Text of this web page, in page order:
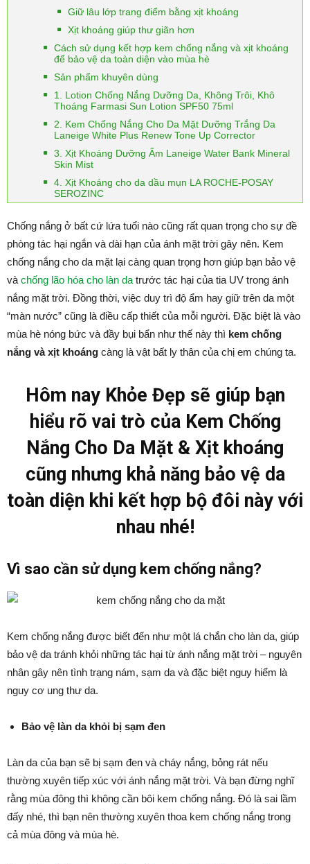
Giữ lâu lớp trang điểm bằng xịt khoáng
Xịt khoáng giúp thư giãn hơn
Cách sử dụng kết hợp kem chống nắng và xịt khoáng
để bảo vệ da toàn diện vào mùa hè
Sản phẩm khuyên dùng
1. Lotion Chống Nắng Dưỡng Da, Không Trôi, Khô
Thoáng Farmasi Sun Lotion SPF50 75ml
2. Kem Chống Nắng Cho Da Mặt Dưỡng Trắng Da
Laneige White Plus Renew Tone Up Corrector
3. Xịt Khoáng Dưỡng Ẩm Laneige Water Bank Mineral
Skin Mist
4. Xịt Khoáng cho da dầu mụn LA ROCHE-POSAY
SEROZINC
Chống nắng ở bất cứ lứa tuổi nào cũng rất quan trọng cho sự đề
phòng tác hại ngắn và dài hạn của ánh mặt trời gây nên. Kem
chống nắng cho da mặt lại càng quan trọng hơn giúp bạn bảo vệ
và chống lão hóa cho làn da trước tác hại của tia UV trong ánh
nắng mặt trời. Đồng thời, việc duy trì độ ẩm hay giữ trên da một
“màn nước” cũng là điều cấp thiết của mỗi người. Đặc biệt là vào
mùa hè nóng bức và đầy bụi bẩn như thế này thì kem chống
nắng và xịt khoáng càng là vật bất ly thân của chị em chúng ta.
Hôm nay Khỏe Đẹp sẽ giúp bạn
hiểu rõ vai trò của Kem Chống
Nắng Cho Da Mặt & Xịt khoáng
cũng nhưng khả năng bảo vệ da
toàn diện khi kết hợp bộ đôi này với
nhau nhé!
Vì sao cần sử dụng kem chống nắng?
Kem chống nắng được biết đến như một lá chắn cho làn da, giúp
bảo vệ da tránh khỏi những tác hại từ ánh nắng mặt trời – nguyên
nhân gây nên tình trạng nám, sạm da và đặc biệt nguy hiểm là
nguy cơ ung thư da.
Bảo vệ làn da khỏi bị sạm đen
Làn da của bạn sẽ bị sạm đen và cháy nắng, bỏng rát nếu
thường xuyên tiếp xúc với ánh nắng mặt trời. Và bạn đừng nghĩ
rằng mùa đông thì không cần bôi kem chống nắng. Đó là sai lầm
đấy nhé, thì bạn nên thường xuyên thoa kem chống nắng trong
cả mùa đông và mùa hè.